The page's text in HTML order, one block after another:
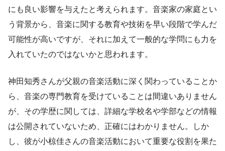
にも良い影響を与えたと考えられます。音楽家の家庭とい
う背景から、音楽に関する教育や技術を早い段階で学んだ
可能性が高いですが、それに加えて一般的な学問にも力を
入れていたのではないかと思われます。
神田知秀さんが父親の音楽活動に深く関わっていることか
ら、音楽の専門教育を受けていることは間違いありません
が、その学歴に関しては、詳細な学校名や学部などの情報
は公開されていないため、正確にはわかりません。しか
し、彼が小椋佳さんの音楽活動において重要な役割を果た